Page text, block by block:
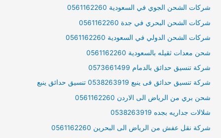
شركات الشحن الجوي في السعودية 0561162260
شركات الشحن البحري في جدة 0561162260
شركات الشحن الدولي في السعودية 0561162260
شحن معدات ثقيله بالسعودية 0561162260
شركة تنسيق حدائق بالدمام 0573661499
شركة تنسيق حدائق فى ينبع 0538263919 تنسيق حدائق ينبع
شحن بري من الرياض الى الاردن 0561162260
شلالات جداريه بجده 0538263919
شركة نقل عفش من الرياض الى البحرين 0561162260